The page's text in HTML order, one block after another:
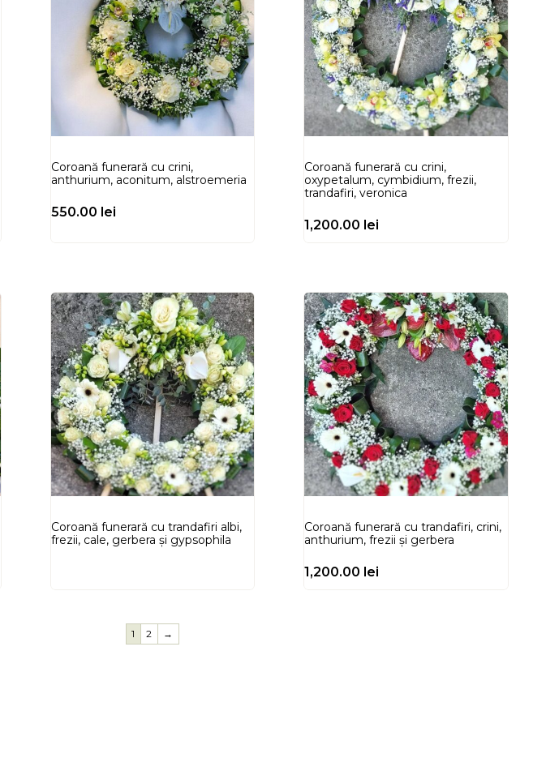
Coroană funerară cu crini,
anthurium, aconitum, alstroemeria
550.00 lei
Coroană funerară cu crini,
oxypetalum, cymbidium, frezii,
trandafiri, veronica
1,200.00 lei
Coroană funerară cu trandafiri albi,
frezii, cale, gerbera și gypsophila
Coroană funerară cu trandafiri, crini,
anthurium, frezii și gerbera
1,200.00 lei
1 2 →